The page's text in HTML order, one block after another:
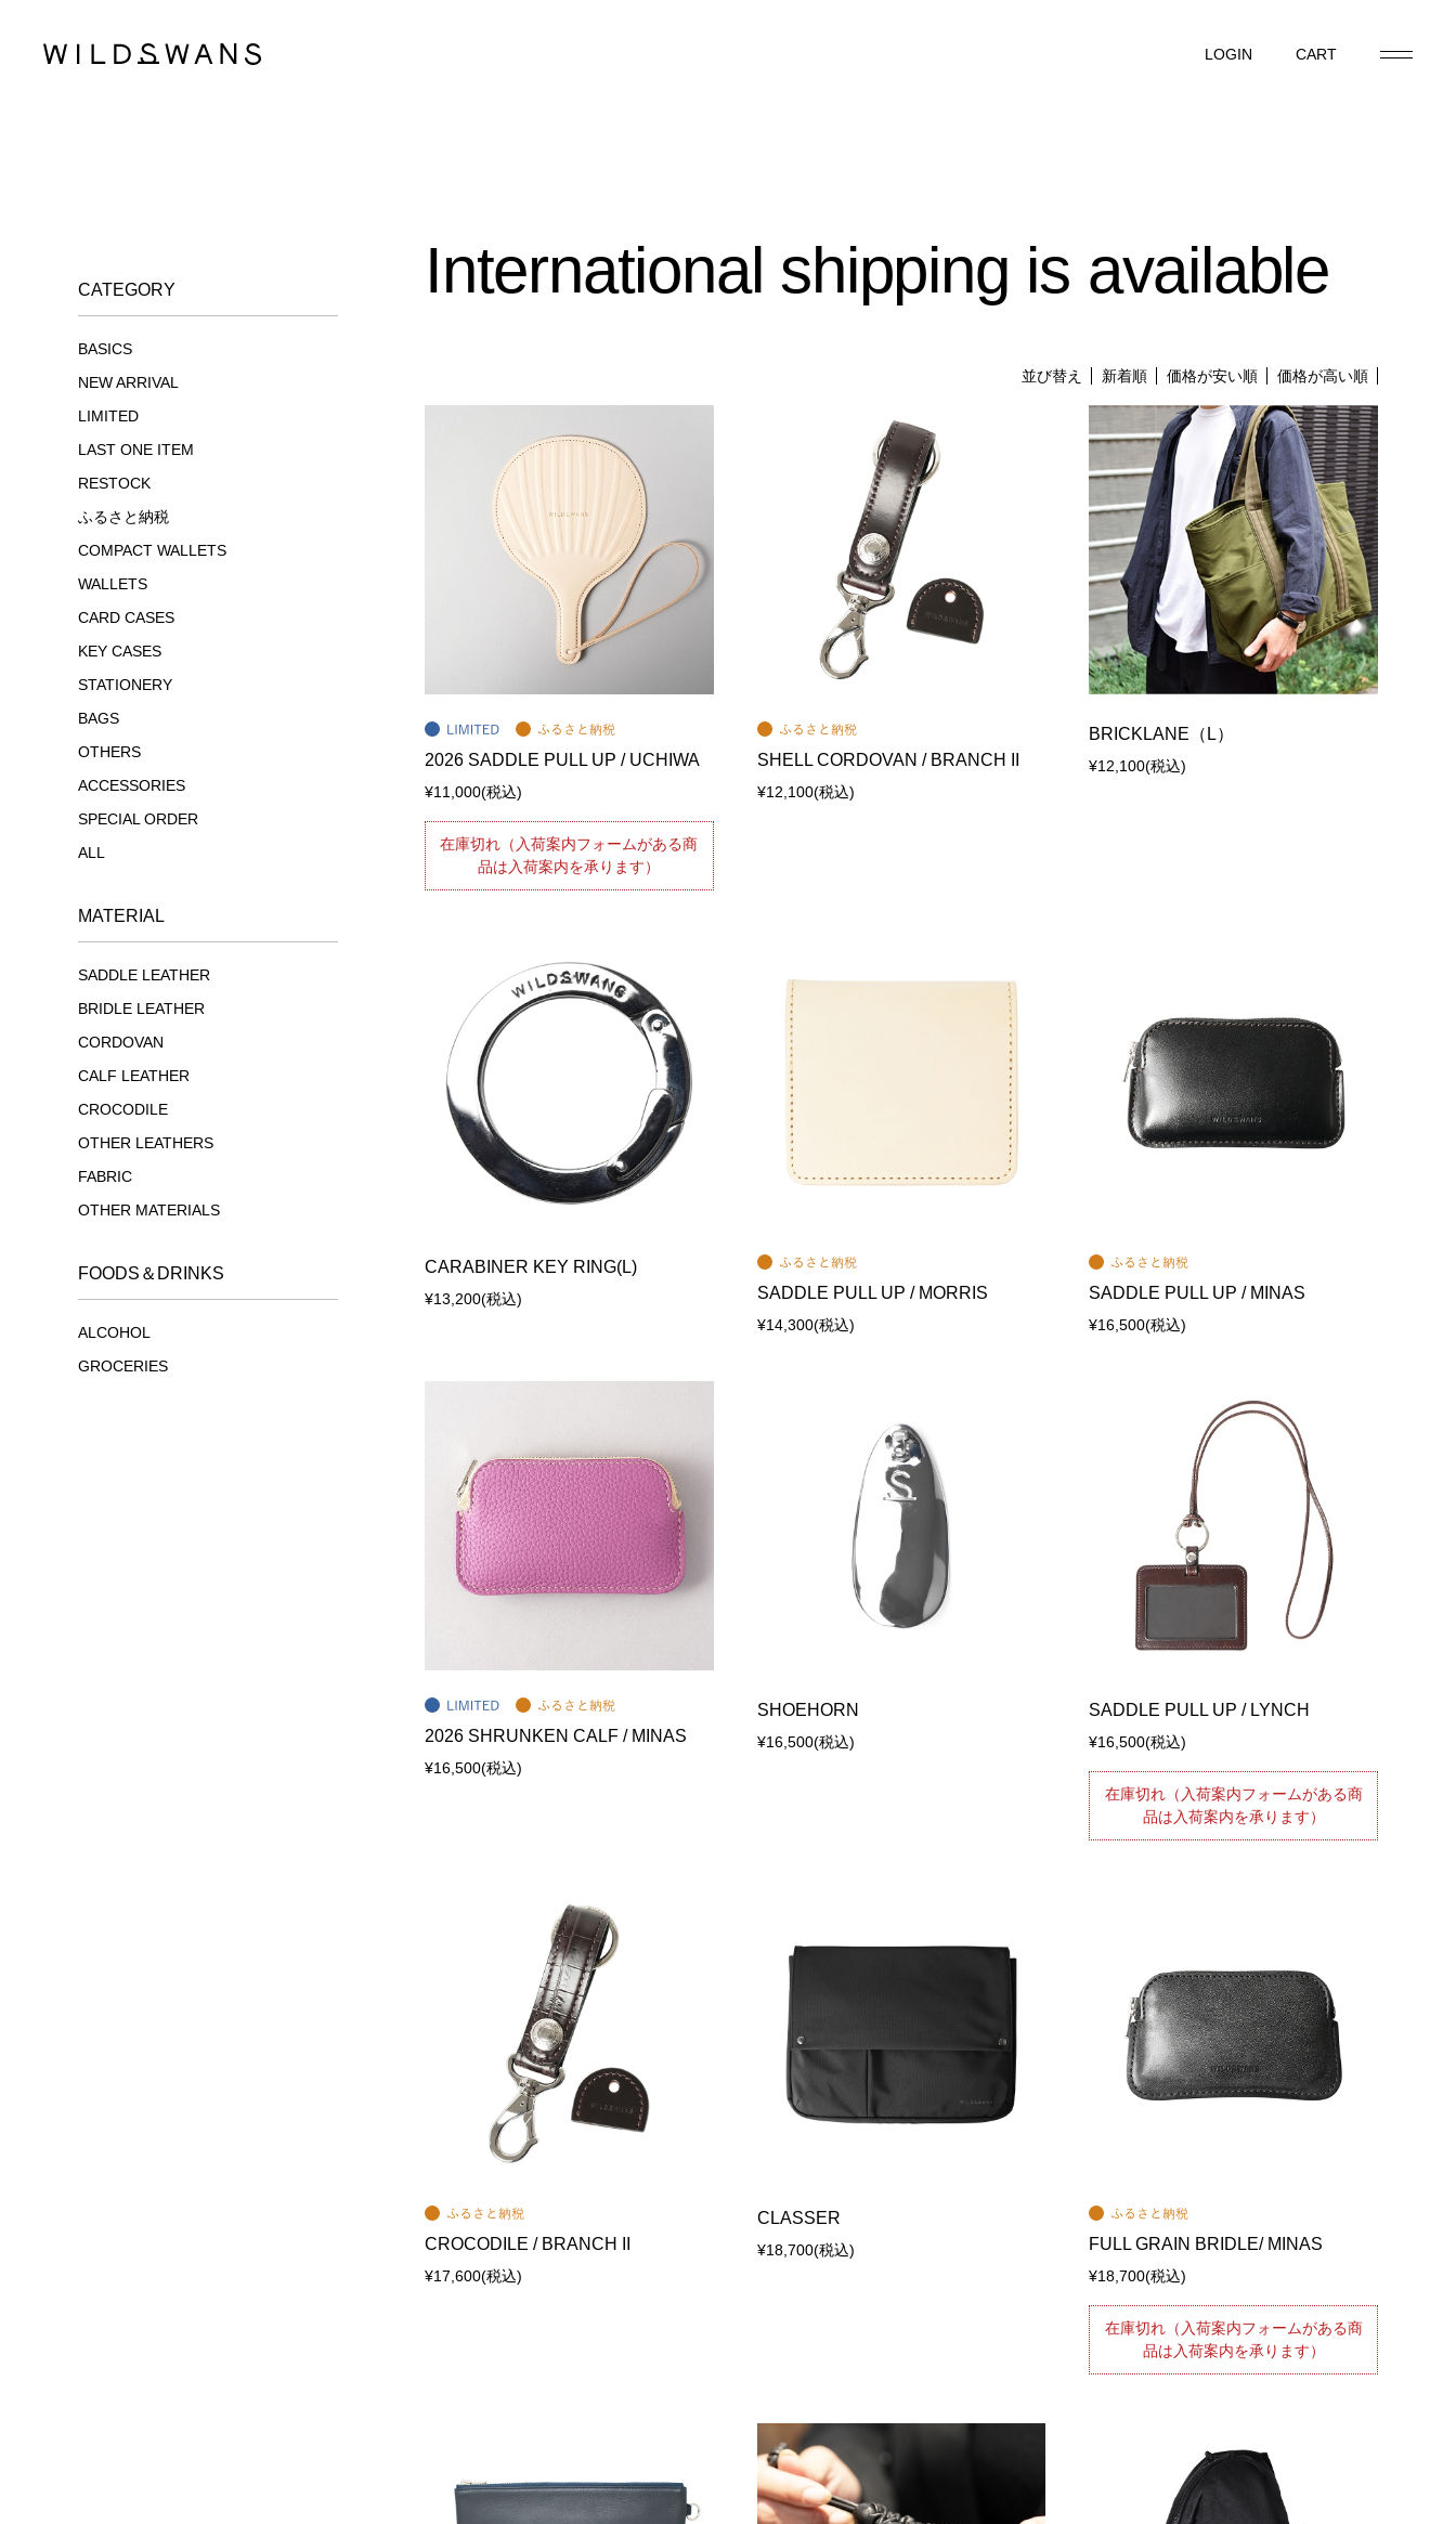
LOGIN
CART
CATEGORY
BASICS
NEW ARRIVAL
LIMITED
LAST ONE ITEM
RESTOCK
ふるさと納税
COMPACT WALLETS
WALLETS
CARD CASES
KEY CASES
STATIONERY
BAGS
OTHERS
ACCESSORIES
SPECIAL ORDER
ALL
MATERIAL
SADDLE LEATHER
BRIDLE LEATHER
CORDOVAN
CALF LEATHER
CROCODILE
OTHER LEATHERS
FABRIC
OTHER MATERIALS
FOODS＆DRINKS
ALCOHOL
GROCERIES
International shipping is available
並び替え 新着順 価格が安い順 価格が高い順
2026 SADDLE PULL UP / UCHIWA
¥11,000(税込)
在庫切れ（入荷案内フォームがある商
品は入荷案内を承ります）
SHELL CORDOVAN / BRANCH II
¥12,100(税込)
BRICKLANE（L）
¥12,100(税込)
CARABINER KEY RING(L)
¥13,200(税込) SADDLE PULL UP / MORRIS
¥14,300(税込)
SADDLE PULL UP / MINAS
¥16,500(税込)
2026 SHRUNKEN CALF / MINAS
¥16,500(税込)
SHOEHORN
¥16,500(税込)
SADDLE PULL UP / LYNCH
¥16,500(税込)
在庫切れ（入荷案内フォームがある商
品は入荷案内を承ります）
CROCODILE / BRANCH II
¥17,600(税込)
CLASSER
¥18,700(税込) FULL GRAIN BRIDLE/ MINAS
¥18,700(税込)
在庫切れ（入荷案内フォームがある商
品は入荷案内を承ります）